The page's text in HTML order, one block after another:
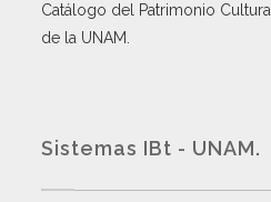
Catálogo del Patrimonio Cultural
de la UNAM.
Sistemas IBt - UNAM.